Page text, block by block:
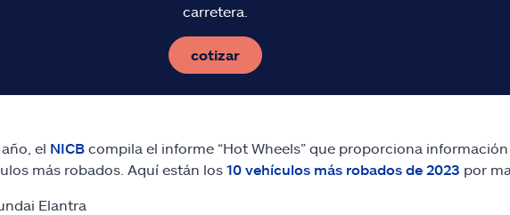
carretera.
cotizar
el NICBcompila el informe “Hot Wheels” que proporciona
más robados. Aquí están los 10 vehículos más robados de 2023 por
Elantra